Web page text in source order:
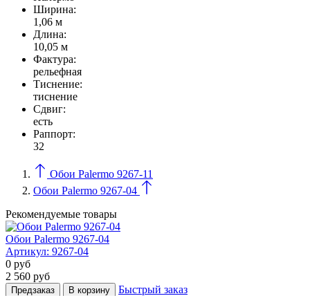
Ширина:
1,06 м
Длина:
10,05 м
Фактура:
рельефная
Тиcнение:
тиснение
Сдвиг:
есть
Раппорт:
32
Обои Palermo 9267-11
Обои Palermo 9267-04
Рекомендуемые товары
Обои Palermo 9267-04
Артикул: 9267-04
0 руб
2 560 руб
Предзаказ В корзину Быстрый заказ